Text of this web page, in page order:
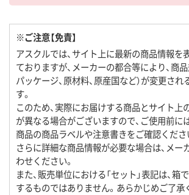
※ご注意【免責】
アスクルでは、サイト上に最新の商品情報を
ておりますが、メーカーの都合等により、商品
パッケージ、原材料、原産国など）が変更さ
す。
このため、実際にお届けする商品とサイト上
が異なる場合がございますので、ご使用前に
商品の商品ラベルや注意書きをご確認くださ
さらに詳細な商品情報が必要な場合は、メー
わせください。
また、販売単位における「セット」表記は、箱
するものではありません。あらかじめご了承